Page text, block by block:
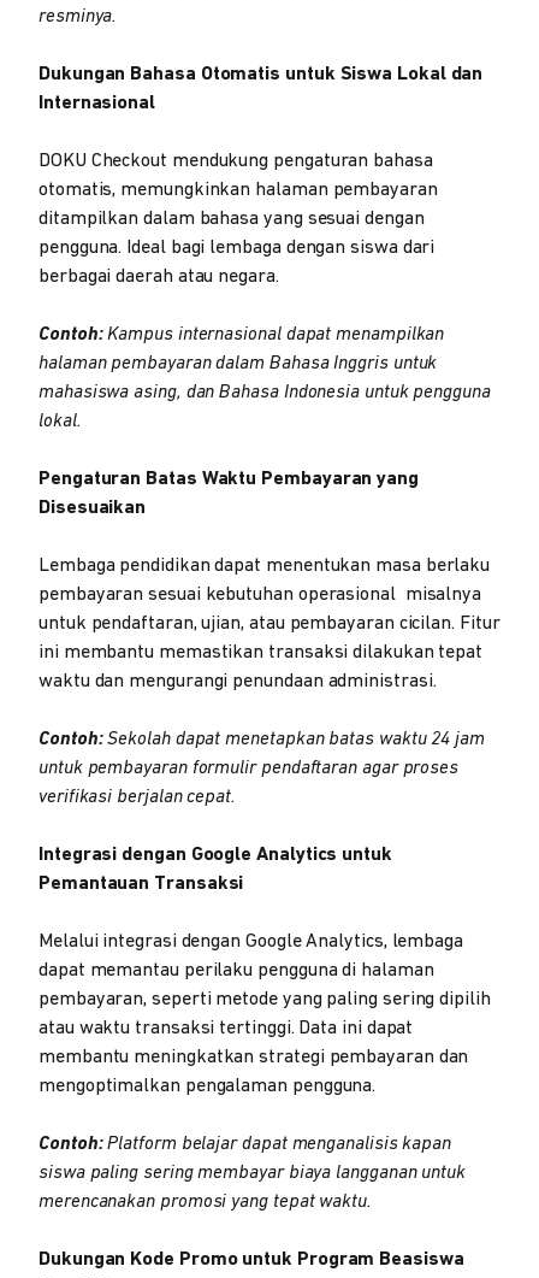
resminya.
Dukungan Bahasa Otomatis untuk Siswa Lokal dan
Internasional
DOKU Checkout mendukung pengaturan bahasa
otomatis, memungkinkan halaman pembayaran
ditampilkan dalam bahasa yang sesuai dengan
pengguna. Ideal bagi lembaga dengan siswa dari
berbagai daerah atau negara.
Contoh:Kampus internasional dapat menampilkan
halaman pembayaran dalam Bahasa Inggris untuk
mahasiswa asing, dan Bahasa Indonesia untuk pengguna
lokal.
Pengaturan Batas Waktu Pembayaran yang
Disesuaikan
Lembaga pendidikan dapat menentukan masa berlaku
pembayaran sesuai kebutuhan operasional misalnya
untuk pendaftaran, ujian, atau pembayaran cicilan. Fitur
ini membantu memastikan transaksi dilakukan tepat
waktu dan mengurangi penundaan administrasi.
Contoh:Sekolah dapat menetapkan batas waktu 24 jam
untuk pembayaran formulir pendaftaran agar proses
verifikasi berjalan cepat.
Integrasi dengan Google Analytics untuk
Pemantauan Transaksi
Melalui integrasi dengan Google Analytics, lembaga
dapat memantau perilaku pengguna di halaman
pembayaran, seperti metode yang paling sering dipilih
atau waktu transaksi tertinggi. Data ini dapat
membantu meningkatkan strategi pembayaran dan
mengoptimalkan pengalaman pengguna.
Contoh:Platform belajar dapat menganalisis kapan
siswa paling sering membayar biaya langganan untuk
merencanakan promosi yang tepat waktu.
Dukungan Kode Promo untuk Program Beasiswa